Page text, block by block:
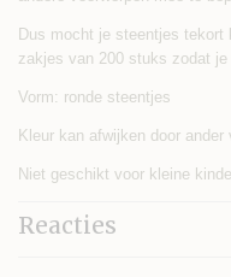
Dus mocht je steentjes tekort
zakjes van 200 stuks zodat je
Vorm: ronde steentjes
Kleur kan afwijken door
Niet geschikt voor kleine
Reacties